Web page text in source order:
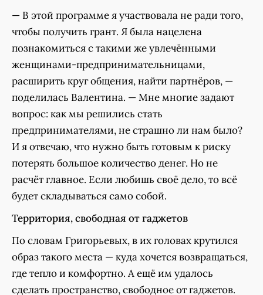
— В этой программе я участвовала не ради того,
чтобы получить грант. Я была нацелена
познакомиться с такими же увлечёнными
женщинами-предпринимательницами,
расширить круг общения, найти партнёров, —
поделилась Валентина. — Мне многие задают
вопрос: как мы решились стать
предпринимателями, не страшно ли нам было?
И я отвечаю, что нужно быть готовым к риску
потерять большое количество денег. Но не
расчёт главное. Если любишь своё дело, то всё
будет складываться само собой.
Территория, свободная от гаджетов
По словам Григорьевых, в их головах крутился
образ такого места — куда хочется возвращаться,
где тепло и комфортно. А ещё им удалось
сделать пространство, свободное от гаджетов.